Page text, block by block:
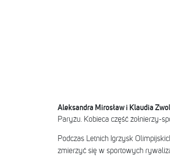
Aleksandra Mirosław i Klaudia
Paryżu. Kobieca część żołnierzy-
Podczas Letnich Igrzysk
zmierzyć się w sportowych